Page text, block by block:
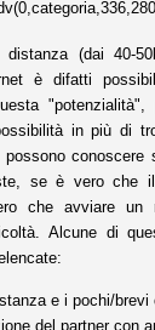
(dai 40-
è difatti
in più di
se è vero che il
che avviare un
Alcune di
e i pochi/brevi
del partner con